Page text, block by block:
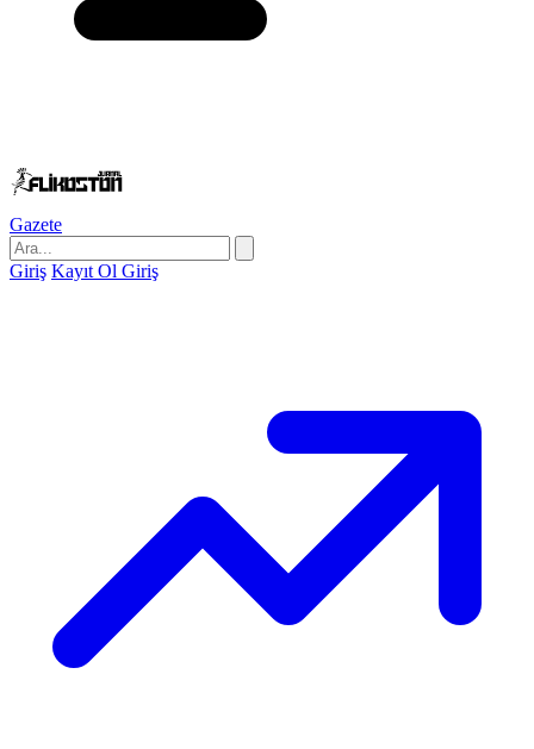
Gazete
Giriş Kayıt Ol Giriş